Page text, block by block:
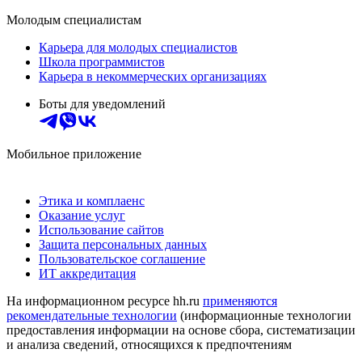
Молодым специалистам
Карьера для молодых специалистов
Школа программистов
Карьера в некоммерческих организациях
Боты для уведомлений
Мобильное приложение
Этика и комплаенс
Оказание услуг
Использование сайтов
Защита персональных данных
Пользовательское соглашение
ИТ аккредитация
На информационном ресурсе hh.ru применяются
рекомендательные технологии (информационные технологии
предоставления информации на основе сбора, систематизации
и анализа сведений, относящихся к предпочтениям